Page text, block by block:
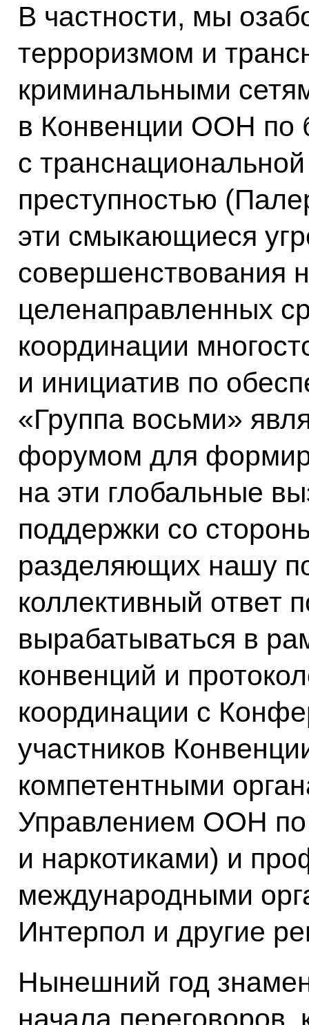
В частности, мы
терроризмом и
криминальными
в Конвенции ООН по
с
преступностью
эти смыкающиеся
совершенствования
целенаправленных
координации
и инициатив по
«Группа восьми»
форумом для
на эти глобальные
поддержки со
разделяющих нашу
коллективный ответ
вырабатываться в
конвенций и
координации с
участников
компетентными
Управлением ООН по
и наркотиками) и
международными
Интерпол и другие
Нынешний год